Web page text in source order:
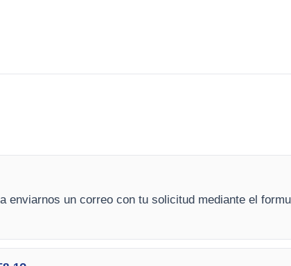
enviarnos un correo con tu solicitud mediante el